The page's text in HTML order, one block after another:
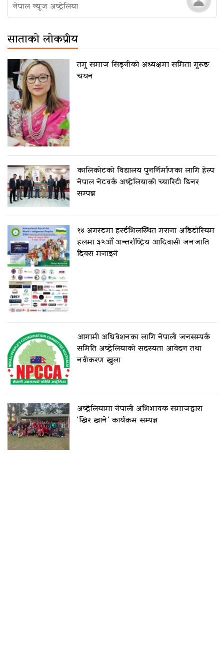
नेपाल न्यूज अष्ट्रेलिया
साताको लोकप्रीय
तमु समाज सिड्नीको अध्यक्षमा समिता गुरुङ
चयन
कालिकोटको विद्यालय पुनर्निर्माणका लागि हेल्प
नेपाल नेटवर्क अष्ट्रेलियाको च्यारिटी डिनर
सम्पन्न
१४ अगस्टमा हर्स्टभिलस्थित मराना अडिटोरियम
हलमा ३२औँ अन्तर्राष्ट्रिय आदिवासी जनजाति
दिवस मनाइने
आगामी अधिवेशनका लागि नेपाली जनसम्पर्क
समिति अष्ट्रेलियाको सदस्यता आवेदन तथा
नवीकरण खुला
अष्ट्रेलियामा नेपाली अभिभावक समाजद्वारा
‘खिर खाने’ कार्यक्रम सम्पन्न